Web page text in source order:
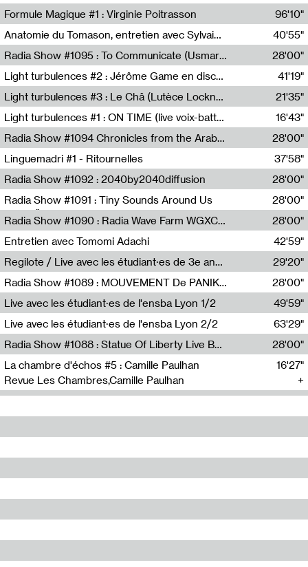
Formule Magique #1 : Virginie Poitrasson
Nathalie Lacroix,Virginie Poitrasson
96'10"
Anatomie du Tomason, entretien avec Sylvain Cardonnel
Loraine Baud,Sylvain Cardonnel
40'55"
Radia Show #1095 : To Communicate (Usmaradio)
Usmaradio
28'00"
Light turbulences #2 : Jérôme Game en discussion avec Thomas Corlin
41'19"
Light turbulences #3 : Le Châ (Lutèce Lockness)
Lutèce Lockness
21'35"
Light turbulences #1 : ON TIME (live voix-batterie) avec Jérôme Game & Jean-Michel Espitallier
Jérôme Game,Jean-Michel Espitallier
16'43"
Radia Show #1094 Chronicles from the Arab Cold War by Ghazi Barakat
Reboot.fm
28'00"
Linguemadri #1 - Ritournelles
Meris Angioletti
37'58"
Radia Show #1092 : 2040by2040diffusion
Diffusion FM
28'00"
Radia Show #1091 : Tiny Sounds Around Us
Radio Študent
28'00"
Radia Show #1090 : Radia Wave Farm WGXC Corey De Juan Sherrard Jr Startalk
Wave Farm
28'00"
Entretien avec Tomomi Adachi
Tomomi Adachi,Loraine Baud
42'59"
Regilote / Live avec les étudiant·es de 3e année de l'EMA
Nima Henryon,Athéna Noël,Amir Genillon,Ibourayane Ahmadi,Manelle Cherrih,Honorine Gibello,John Weeber,Manon Joseph
29'20"
Radia Show #1089 : MOUVEMENT De PANIK (Radio Panik)
Radio Panik
28'00"
Live avec les étudiant·es de l'ensba Lyon 1/2
49'59"
Live avec les étudiant·es de l'ensba Lyon 2/2
63'29"
Radia Show #1088 : Statue Of Liberty Live By Ed Baxter (Resonance)
Resonance
28'00"
La chambre d'échos #5 : Camille Paulhan
Revue Les Chambres,Camille Paulhan
16'27"